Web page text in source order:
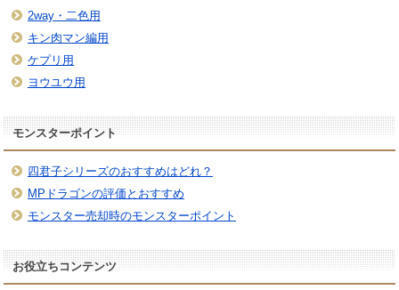
2way・二色用
キン肉マン編用
ケプリ用
ヨウユウ用
モンスターポイント
四君子シリーズのおすすめはどれ？
MPドラゴンの評価とおすすめ
モンスター売却時のモンスターポイント
お役立ちコンテンツ